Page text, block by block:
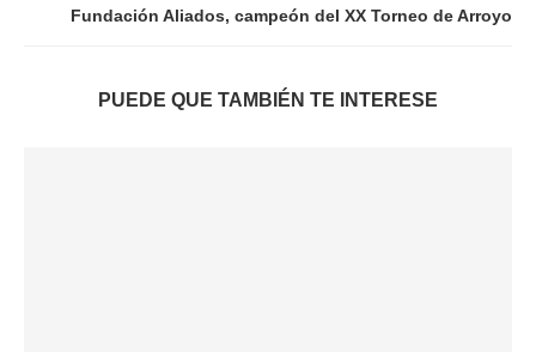
Fundación Aliados, campeón del XX Torneo de Arroyo
PUEDE QUE TAMBIÉN TE INTERESE